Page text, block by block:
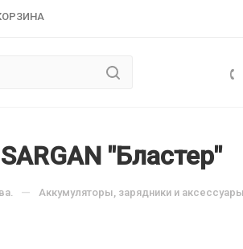
"Бластер"
— Аккумуляторы, зарядники и